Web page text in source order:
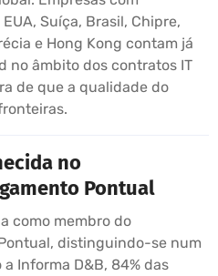
Suíça, Brasil, Chipre,
e Hong Kong contam já
no âmbito dos contratos IT
de que a qualidade do
no
Pontual
como membro do
distinguindo-se num
Informa D&B, 84% das